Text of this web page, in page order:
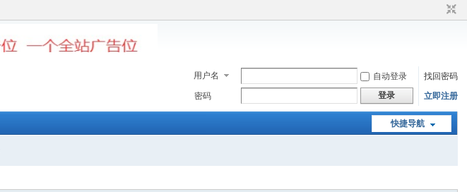
用户名 自动登录
找回密码
密码
登录 立即注册
快捷导航